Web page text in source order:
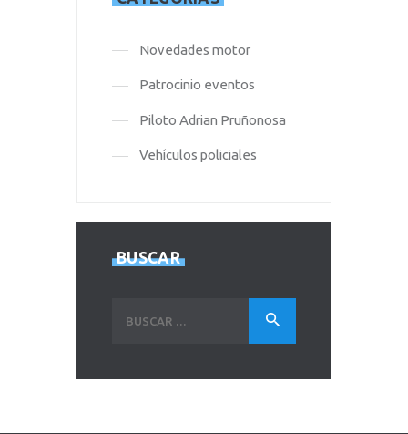
Novedades motor
Patrocinio eventos
Piloto Adrian Pruñonosa
Vehículos policiales
BUSCAR